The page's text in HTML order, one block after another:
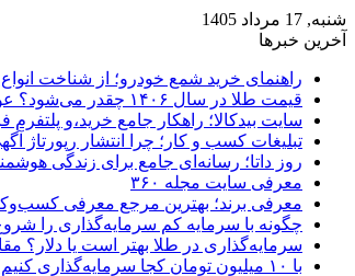
شنبه, 17 مرداد 1405
آخرین خبرها
راهنمای خرید شمع خودرو؛ از شناخت
قیمت طلا در سال ۱۴۰۶ چقدر می‌شود؟ عوامل موثر بر آینده طلا
سایت بیدکالا؛ راهکار جامع خرید،و پلتفرم
تبلیغات کسب و کار؛ چرا انتشار رپورتاژ
روز داتا؛ رسانه‌ای جامع برای زندگی
معرفی سایت مجله ۳۶۰
معرفی برند؛ بهترین مرجع معرفی
چگونه با سرمایه کم سرمایه‌گذاری را
سرمایه‌گذاری در طلا بهتر است یا دلار؟
با ۱۰ میلیون تومان کجا سرمایه‌گذاری کنیم؟ بررسی سودآورترین گزینه‌ها